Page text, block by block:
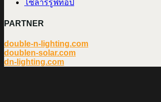
โซลาร์รูฟท็อป
PARTNER
double-n-lighting.com
doublen-solar.com
dn-lighting.com